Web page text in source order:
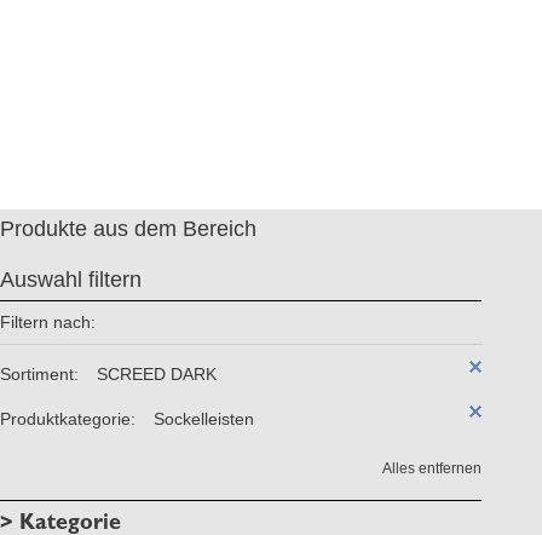
Produkte aus dem Bereich
Auswahl filtern
Filtern nach:
Sortiment: SCREED DARK
Produktkategorie: Sockelleisten
Alles entfernen
> Kategorie